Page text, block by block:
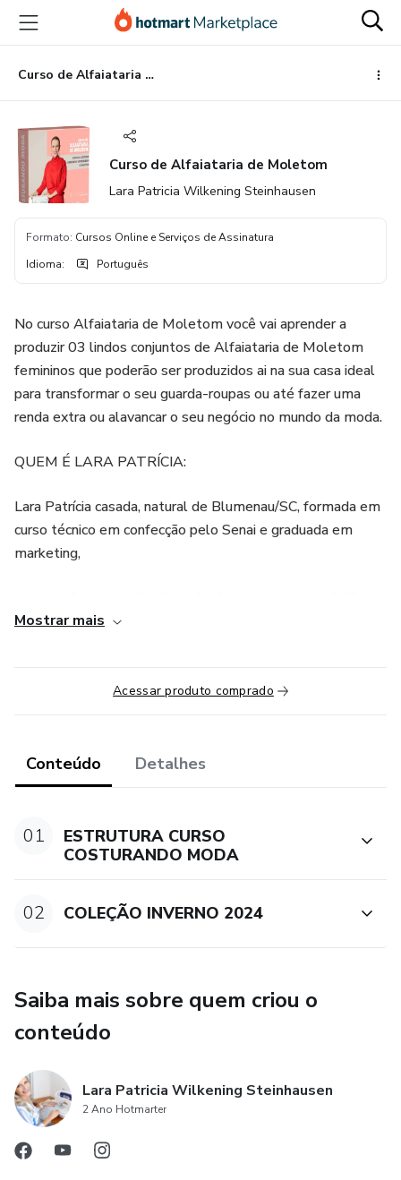
para
conteúdo
principal
para
pagamento
para
rodapé
Curso de Alfaiataria de Moletom
Curso de Alfaiataria de Moletom
Lara Patricia Wilkening Steinhausen
Formato: Cursos Online e Serviços de Assinatura
Idioma: Português
No curso Alfaiataria de Moletom você vai aprender a
produzir 03 lindos conjuntos de Alfaiataria de Moletom
femininos que poderão ser produzidos ai na sua casa ideal
para transformar o seu guarda-roupas ou até fazer uma
renda extra ou alavancar o seu negócio no mundo da moda.
QUEM É LARA PATRÍCIA:
Lara Patrícia casada, natural de Blumenau/SC, formada em
curso técnico em confecção pelo Senai e graduada em
marketing,
na área da moda.
Iniciou sua escola de corte e costura presencial em 2011.
Mas sentiu a vontade dos seus conhecimentos na costura
chegarem mais longe. Então, decidiu se aventurar no digital
Mostrar mais
Acessar produto comprado
Conteúdo Detalhes
01
ESTRUTURA CURSO
COSTURANDO MODA
02 COLEÇÃO INVERNO 2024
Saiba mais sobre quem criou o
conteúdo
Lara Patricia Wilkening Steinhausen
2 Ano Hotmarter